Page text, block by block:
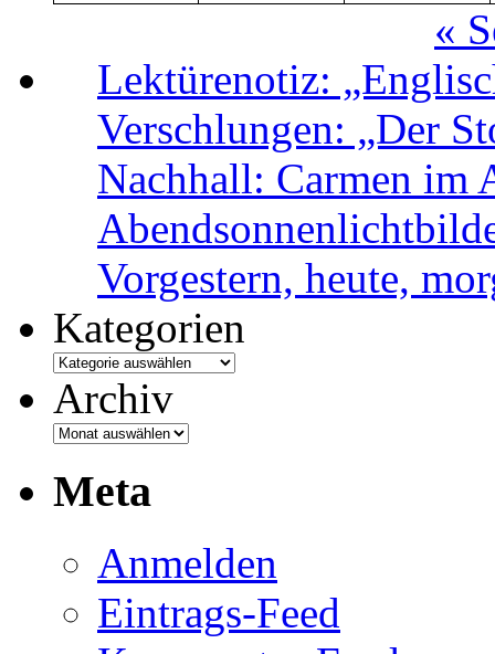
«
Lektürenotiz:
Verschlungen: „Der
Nachhall: Carmen im
Vorgestern, heute,
Kategorien
Archiv
Meta
Anmelden
Eintrags-Feed